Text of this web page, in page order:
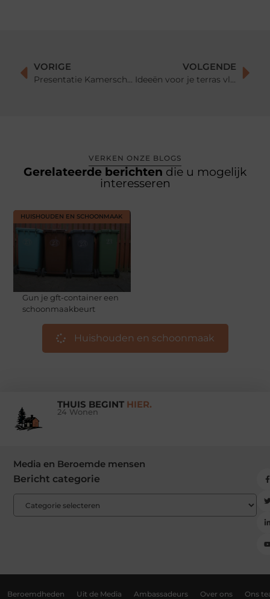
VORIGE
Presentatie Kamerschermen, waar gebruik je die voor?
VOLGENDE
Ideeën voor je terras vloer
VERKEN ONZE BLOGS
Gerelateerde berichten die u mogelijk
interesseren
HUISHOUDEN EN SCHOONMAAK
Gun je gft-container een
schoonmaakbeurt
Huishouden en schoonmaak
THUIS BEGINT HIER.
24 Wonen
Media en Beroemde mensen
Bericht categorie
Beroemdheden Uit de Media Ambassadeurs Over ons Ons